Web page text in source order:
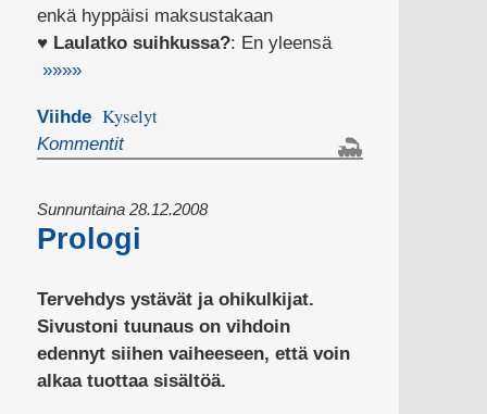
enkä hyppäisi maksustakaan
♥ Laulatko suihkussa?: En yleensä
»»»»
Viihde Kyselyt
Kommentit
Sunnuntaina 28.12.2008
Prologi
Tervehdys ystävät ja ohikulkijat.
Sivustoni tuunaus on vihdoin
edennyt siihen vaiheeseen, että voin
alkaa tuottaa sisältöä.